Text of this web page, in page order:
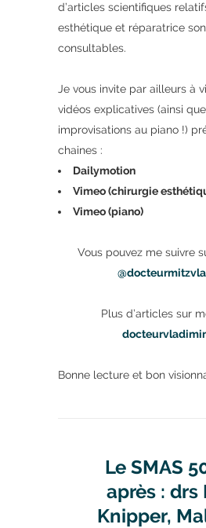
d’articles scientifiques
esthétique et réparatrice
consultables.
Je vous invite par ailleurs à
vidéos explicatives (ainsi
improvisations au piano !)
chaines :
Dailymotion
Vimeo (chirurgie
Vimeo (piano)
Vous pouvez me suivre
Plus d’articles sur
Bonne lecture et bon
Le SMAS
après : drs
Knipper,